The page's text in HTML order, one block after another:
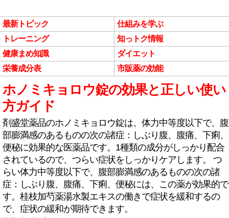
最新トピック
仕組みを学ぶ
トレーニング
知っトク情報
健康まめ知識
ダイエット
栄養成分表
市販薬の効能
ホノミキョロウ錠の効果と正しい使い
方ガイド
剤盛堂薬品のホノミキョロウ錠は、体力中等度以下で、腹
部膨満感のあるものの次の諸症：しぶり腹、腹痛、下痢、
便秘に効果的な医薬品です。1種類の成分がしっかり配合
されているので、つらい症状をしっかりケアします。 つ
らい体力中等度以下で、腹部膨満感のあるものの次の諸
症：しぶり腹、腹痛、下痢、便秘には、この薬が効果的で
す。桂枝加芍薬湯水製エキスの働きで症状を緩和するの
で、症状の緩和が期待できます。